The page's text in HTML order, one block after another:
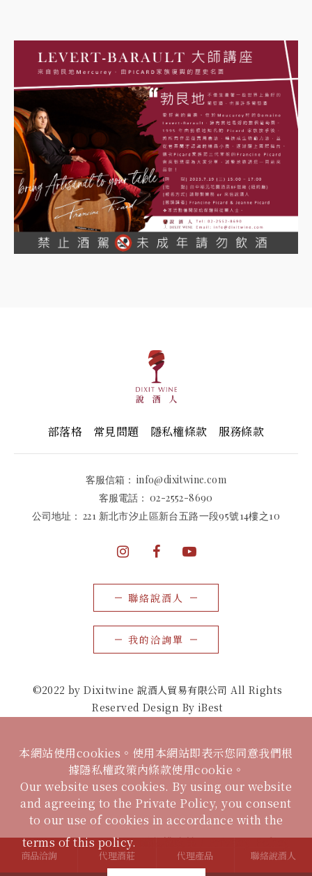
部落格 常見問題 隱私權條款 服務條款
客服信箱： info@dixitwine.com
客服電話：02-2552-8690
公司地址： 221 新北市汐止區新台五路一段95號14樓之10
聯絡說酒人
我的洽詢單
©2022 by Dixitwine 說酒人貿易有限公司 All Rights
Reserved Design By iBest
本網站使用cookies。使用本網站即表示您同意我們根
據隱私權政策內條款使用cookie。
Our website uses cookies. By using our website
and agreeing to the Private Policy, you consent
to our use of cookies in accordance with the
terms of this policy.隱私權政策 / Privacy Policy
商品洽詢 代理酒莊 代理產品 聯絡說酒人